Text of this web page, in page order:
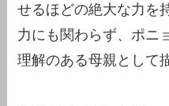
せるほどの絶大な力を
力にも関わらず、ポニ
理解のある母親として